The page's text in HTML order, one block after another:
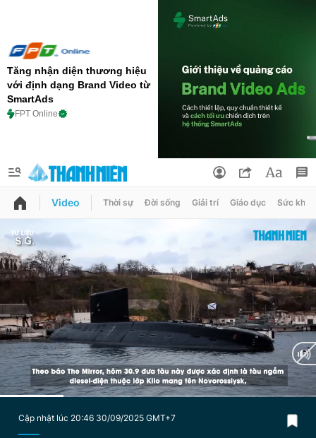
Tăng nhận diện thương hiệu
với định dạng Brand Video từ
SmartAds
FPT Online
QUẢNG CÁO
Chuyên mục
Chuyên mục khác
Chào ngày mới Tin 24h
Thông tin tài khoản
Đổi mật khẩu
Tin đã lưu
Tin đã xem
Đăng xuất
Video Thời sự Đời sống Giải trí Giáo dục Sức khỏe
Cập nhật lúc 20:46 30/09/2025 GMT+7